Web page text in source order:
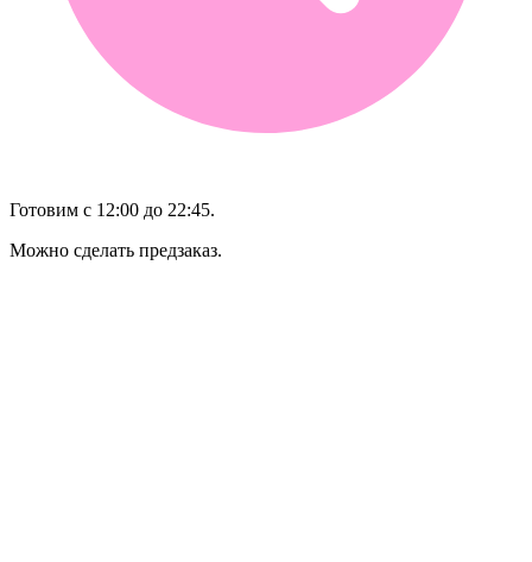
Готовим с 12:00 до 22:45.
Можно сделать предзаказ.